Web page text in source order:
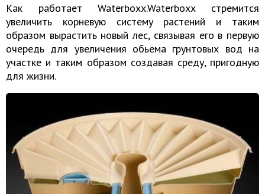
Как работает Waterboxx.Waterboxx стремится
увеличить корневую систему растений и таким
образом вырастить новый лес, связывая его в первую
очередь для увеличения обьема грунтовых вод на
участке и таким образом создавая среду, пригодную
для жизни.